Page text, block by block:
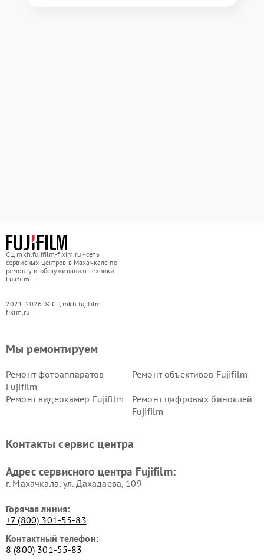
СЦ mkh.fujifilm-fixim.ru - сеть
сервисных центров в Махачкале по
ремонту и обслуживанию техники
Fujifilm
2021-2026 © СЦ mkh.fujifilm-
fixim.ru
Мы ремонтируем
Ремонт фотоаппаратов
Fujifilm
Ремонт объективов Fujifilm
Ремонт видеокамер Fujifilm
Ремонт цифровых биноклей
Fujifilm
Контакты сервис центра
Адрес сервисного центра Fujifilm:
г. Махачкала, ул. Дахадаева, 109
Горячая линия:
+7 (800) 301-55-83
Контактный телефон:
8 (800) 301-55-83